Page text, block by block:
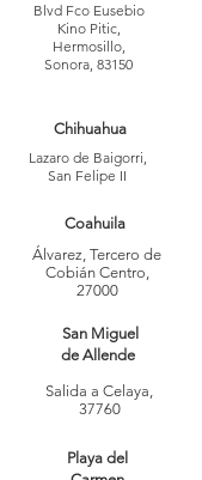
Blvd Fco Eusebio
Kino Pitic,
Hermosillo,
Sonora, 83150
Chihuahua
Lazaro de Baigorri,
San Felipe II
Coahuila
Álvarez, Tercero de
Cobián Centro,
27000
San Miguel
de Allende
Salida a Celaya,
37760
Playa del